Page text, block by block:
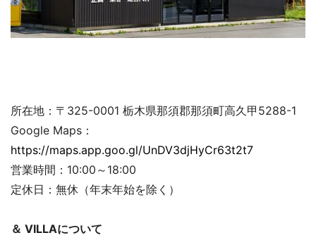
所在地：〒325-0001 栃木県那須郡那須町高久甲5288-1
Google Maps：
https://maps.app.goo.gl/UnDV3djHyCr63t2t7
営業時間：10:00～18:00
定休日：無休（年末年始を除く）
＆ VILLAについて